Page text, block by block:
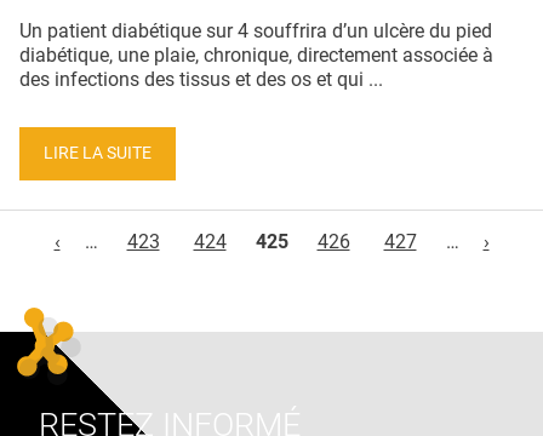
Un patient diabétique sur 4 souffrira d’un ulcère du pied
diabétique, une plaie, chronique, directement associée à
des infections des tissus et des os et qui ...
LIRE LA SUITE
‹
… 423 424 425 426 427 … ›
RESTEZ INFORMÉ